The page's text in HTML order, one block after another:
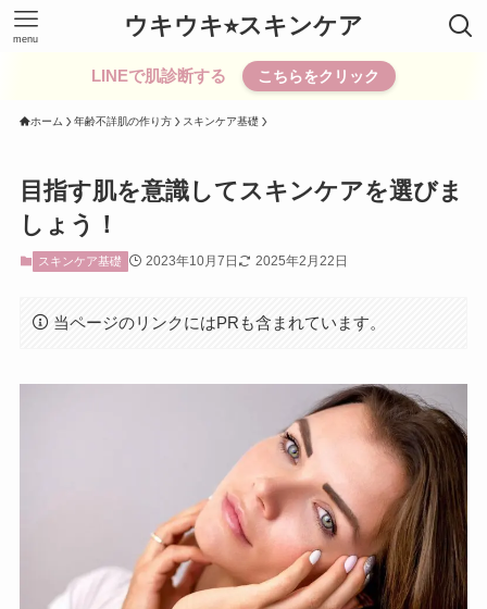
ウキウキ⭐︎スキンケア
menu
LINEで肌診断する こちらをクリック
ホーム 年齢不詳肌の作り方 スキンケア基礎
目指す肌を意識してスキンケアを選びま
しょう！
スキンケア基礎 2023年10月7日 2025年2月22日
当ページのリンクにはPRも含まれています。